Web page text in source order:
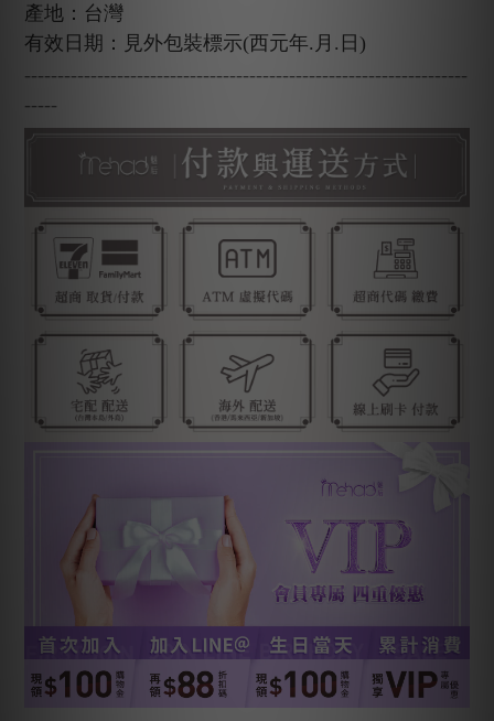
產地：台灣
有效日期：見外包裝標示(西元年.月.日)
-------------------------------------------------------------------
-----